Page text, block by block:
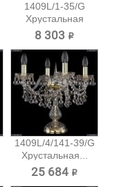
1409L/1-35/G
Хрустальная
настольная...
8 303 ₽
1409L/4/141-39/G
Хрустальная...
25 684 ₽